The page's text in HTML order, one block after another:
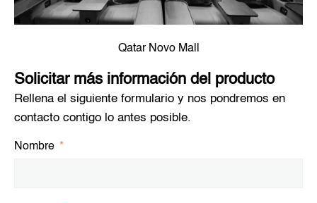
Qatar Novo Mall
Solicitar más información del producto
Rellena el siguiente formulario y nos pondremos en
contacto contigo lo antes posible.
Nombre